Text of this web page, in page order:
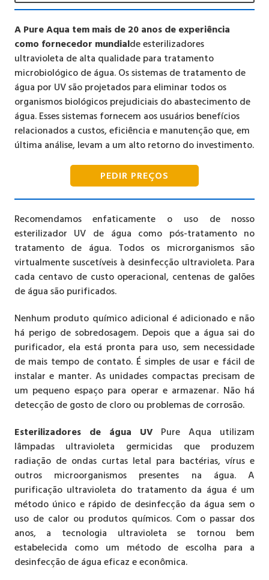
A Pure Aqua tem mais de 20 anos de experiência
como fornecedor mundialde esterilizadores
ultravioleta de alta qualidade para tratamento
microbiológico de água. Os sistemas de tratamento de
água por UV são projetados para eliminar todos os
organismos biológicos prejudiciais do abastecimento de
água. Esses sistemas fornecem aos usuários benefícios
relacionados a custos, eficiência e manutenção que, em
última análise, levam a um alto retorno do investimento.
PEDIR PREÇOS
Recomendamos enfaticamente o uso de nosso
esterilizador UV de água como pós-tratamento no
tratamento de água. Todos os microrganismos são
virtualmente suscetíveis à desinfecção ultravioleta. Para
cada centavo de custo operacional, centenas de galões
de água são purificados.
Nenhum produto químico adicional é adicionado e não
há perigo de sobredosagem. Depois que a água sai do
purificador, ela está pronta para uso, sem necessidade
de mais tempo de contato. É simples de usar e fácil de
instalar e manter. As unidades compactas precisam de
um pequeno espaço para operar e armazenar. Não há
detecção de gosto de cloro ou problemas de corrosão.
Esterilizadores de água UV Pure Aqua utilizam
lâmpadas ultravioleta germicidas que produzem
radiação de ondas curtas letal para bactérias, vírus e
outros microorganismos presentes na água. A
purificação ultravioleta do tratamento da água é um
método único e rápido de desinfecção da água sem o
uso de calor ou produtos químicos. Com o passar dos
anos, a tecnologia ultravioleta se tornou bem
estabelecida como um método de escolha para a
desinfecção de água eficaz e econômica.